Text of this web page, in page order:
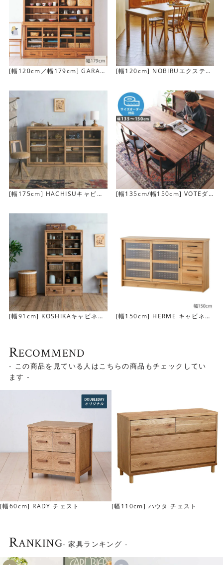
家具とも好相性です。
遊び心ある引き出しの構造
同じサイズの引き出しが8杯並んでいるように見えて、実は
小×4、大×2の組み合わせという遊び心ある構造です。
上段はそれぞれ独立した引き出し、下段は、横長の引き出
[幅120cm／幅179cm] GARAK
[幅120cm] NOBIRUエクステン
[幅175cm] HACHISUキャビネ
[幅135cm/幅150cm] VOTEダ
[幅91cm] KOSHIKAキャビネッ
[幅150cm] HERME キャビネッ
RECOMMEND
- この商品を見ている人はこちらの商品もチェックしてい
ます -
[幅60cm] RADY チェスト [幅110cm] ハウタ チェスト
RANKING- 家具ランキング -